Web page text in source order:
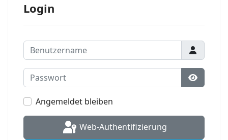
Login
Benutzername
Passwort
Angemeldet bleiben
Web-Authentifizierung